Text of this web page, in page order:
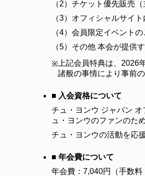
（2） チケット優先販売
（3） オフィシャルサイ
（4） 会員限定イベントの
（5） その他 本会が提供
※ 上記会員特典は、2026
諸般の事情により事前
■ 入会資格について
チュ・ヨンウ ジャパン
ュ・ヨンウのファンのた
チュ・ヨンウの活動を応
■ 年会費について
年会費：7,040円（手数料